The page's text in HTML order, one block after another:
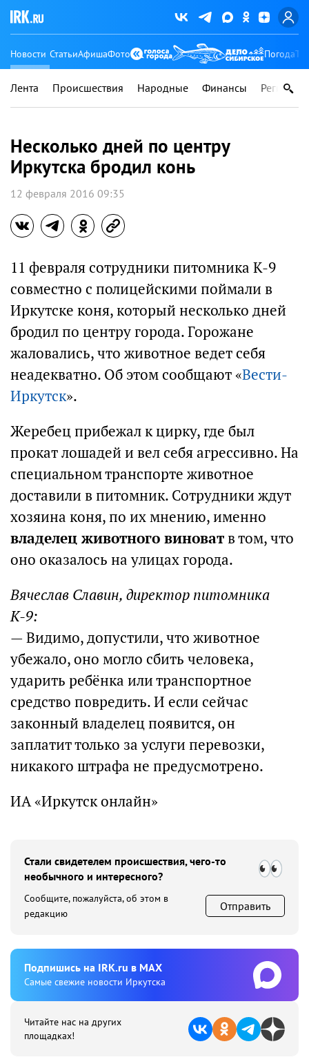
Новости СтатьиАфишаФото Погода
Лента Происшествия Народные Финансы Регионы
Несколько дней по центру
Иркутска бродил конь
12 февраля 2016 09:35
11 февраля сотрудники питомника К-9
совместно с полицейскими поймали в
Иркутске коня, который несколько дней
бродил по центру города. Горожане
жаловались, что животное ведет себя
неадекватно. Об этом сообщают «Вести-
Иркутск».
Жеребец прибежал к цирку, где был
прокат лошадей и вел себя агрессивно. На
специальном транспорте животное
доставили в питомник. Сотрудники ждут
хозяина коня, по их мнению, именно
владелец животного виноватв том, что
оно оказалось на улицах города.
Вячеслав Славин, директор питомника
К-9:
— Видимо, допустили, что животное
убежало, оно могло сбить человека,
ударить ребёнка или транспортное
средство повредить. И если сейчас
законный владелец появится, он
заплатит только за услуги перевозки,
никакого штрафа не предусмотрено.
ИА «Иркутск онлайн»
Стали свидетелем происшествия, чего-то
необычного и интересного?
Сообщите, пожалуйста, об этом в
редакцию
Отправить
Подпишиcь на IRK.ru в MAX
Cамые свежие новости Иркутска
Читайте нас на других
площадках!